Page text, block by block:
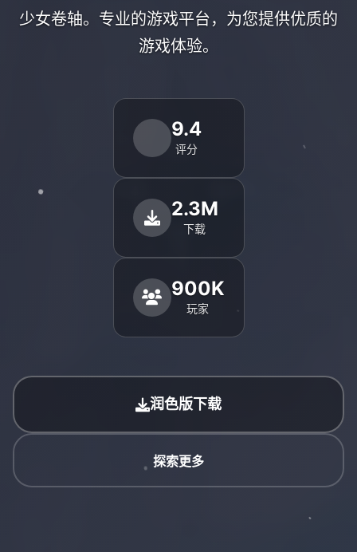
少女卷轴。专业的游戏平台，为您提供优质的
游戏体验。
9.4
评分
2.3M
下载
900K
玩家
润色版下载
探索更多